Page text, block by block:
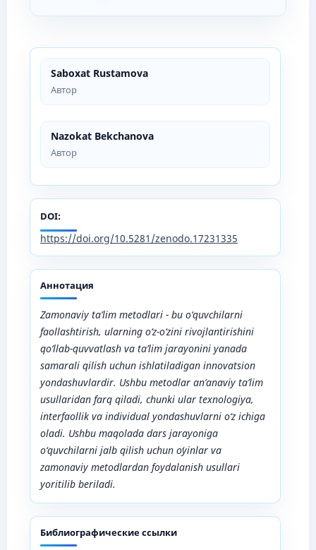
Saboxat Rustamova
Автор
Nazokat Bekchanova
Автор
DOI:
https://doi.org/10.5281/zenodo.17231335
Аннотация
Zamonaviy ta’lim metodlari - bu o‘quvchilarni
faollashtirish, ularning o‘z-o‘zini rivojlantirishini
qo‘llab-quvvatlash va ta’lim jarayonini yanada
samarali qilish uchun ishlatiladigan innovatsion
yondashuvlardir. Ushbu metodlar an’anaviy ta’lim
usullaridan farq qiladi, chunki ular texnologiya,
interfaollik va individual yondashuvlarni o‘z ichiga
oladi. Ushbu maqolada dars jarayoniga
o‘quvchilarni jalb qilish uchun oʻyinlar va
zamonaviy metodlardan foydalanish usullari
yoritilib beriladi.
Библиографические ссылки